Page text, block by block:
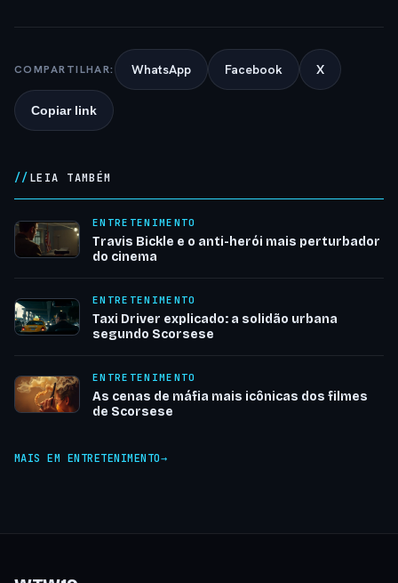
COMPARTILHAR: WhatsApp Facebook X
Copiar link
LEIA TAMBÉM
ENTRETENIMENTO
Travis Bickle e o anti-herói mais perturbador
do cinema
ENTRETENIMENTO
Taxi Driver explicado: a solidão urbana
segundo Scorsese
ENTRETENIMENTO
As cenas de máfia mais icônicas dos filmes
de Scorsese
MAIS EM ENTRETENIMENTO